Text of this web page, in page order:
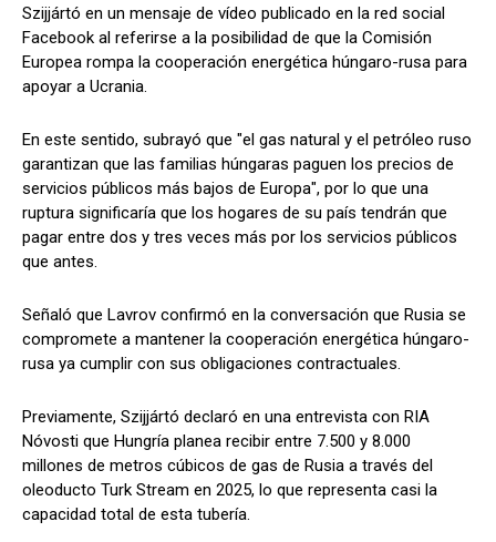
Szijjártó en un mensaje de vídeo publicado en la red social
Facebook al referirse a la posibilidad de que la Comisión
Europea rompa la cooperación energética húngaro-rusa para
apoyar a Ucrania.
En este sentido, subrayó que "el gas natural y el petróleo ruso
garantizan que las familias húngaras paguen los precios de
servicios públicos más bajos de Europa", por lo que una
ruptura significaría que los hogares de su país tendrán que
pagar entre dos y tres veces más por los servicios públicos
que antes.
Señaló que Lavrov confirmó en la conversación que Rusia se
compromete a mantener la cooperación energética húngaro-
rusa ya cumplir con sus obligaciones contractuales.
Previamente, Szijjártó declaró en una entrevista con RIA
Nóvosti que Hungría planea recibir entre 7.500 y 8.000
millones de metros cúbicos de gas de Rusia a través del
oleoducto Turk Stream en 2025, lo que representa casi la
capacidad total de esta tubería.